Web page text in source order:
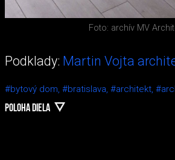
Foto: archív MV
Podklady: Martin Vojta
#bytový dom, #bratislava, #architekt,
POLOHA DIELA